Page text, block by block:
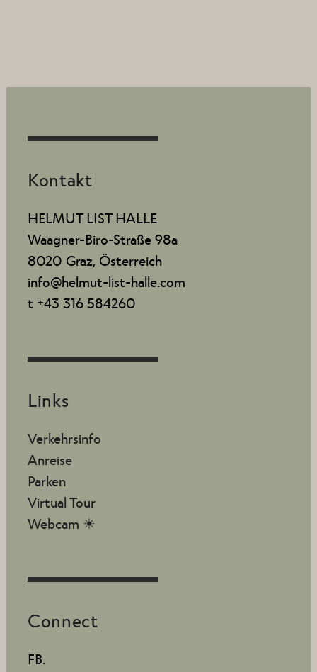
Kontakt
HELMUT LIST HALLE
Waagner-Biro-Straße 98a
8020 Graz, Österreich
info@helmut-list-halle.com
t +43 316 584260
Links
Verkehrsinfo
Anreise
Parken
Virtual Tour
Webcam ☀
Connect
FB.